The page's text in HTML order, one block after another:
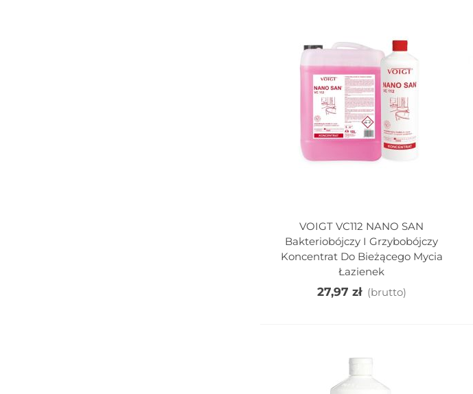
Dodaj Do Koszyka
VOIGT VC112 NANO SAN
Bakteriobójczy I Grzybobójczy
Koncentrat Do Bieżącego Mycia
Łazienek
27,97 zł (brutto)